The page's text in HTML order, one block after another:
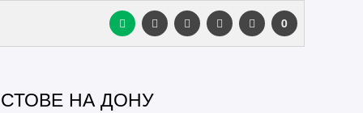
0
НА ДОНУ